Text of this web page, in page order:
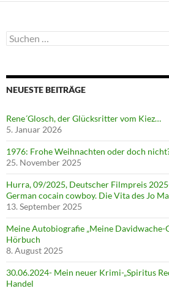
Suchen
nach:
NEUESTE BEITRÄGE
Rene´Glosch, der Glücksritter vom Kiez…
5. Januar 2026
1976: Frohe Weihnachten oder doch
25. November 2025
Hurra, 09/2025, Deutscher Filmpreis
German cocain cowboy. Die Vita des Jo
13. September 2025
Meine Autobiografie „Meine Davidwache-
Hörbuch
8. August 2025
30.06.2024- Mein neuer Krimi-„Spiritus
Handel